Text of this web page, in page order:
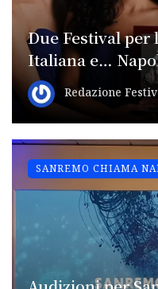
Due Festival per
Italiana e…
Redazione
SANREMO CHIAMA